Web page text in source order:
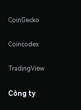
CoinGecko
Coincodex
TradingView
Công ty